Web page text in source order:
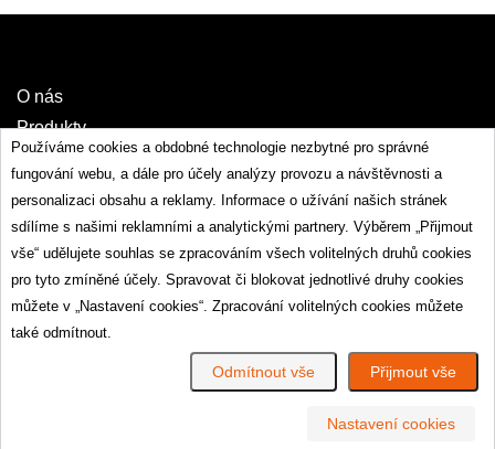
O nás
Produkty
Paletové nástavce - ohrádky
Víka - rošty - záklopy - proklady - proložky - mezidesky
Transportní kontrukce
Ostatní
Použité palety a nástavce
Dřevěné pelety na topení
Používáme cookies a obdobné technologie nezbytné pro správné
fungování webu, a dále pro účely analýzy provozu a návštěvnosti a
personalizaci obsahu a reklamy. Informace o užívání našich stránek
sdílíme s našimi reklamními a analytickými partnery. Výběrem „Přijmout
vše“ udělujete souhlas se zpracováním všech volitelných druhů cookies
pro tyto zmíněné účely. Spravovat či blokovat jednotlivé druhy cookies
můžete v „Nastavení cookies“. Zpracování volitelných cookies můžete
také odmítnout.
Přijmout vše
Odmítnout vše
Nastavení cookies